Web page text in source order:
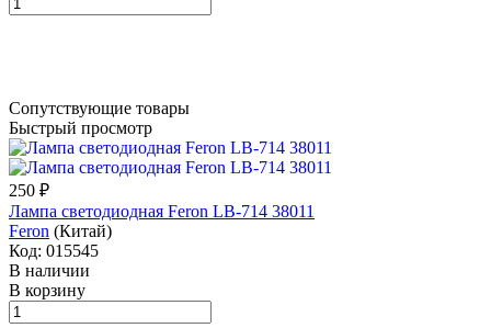
Сопутствующие товары
Быстрый просмотр
250 ₽
Лампа светодиодная Feron LB-714 38011
Feron (Китай)
Код: 015545
В наличии
В корзину